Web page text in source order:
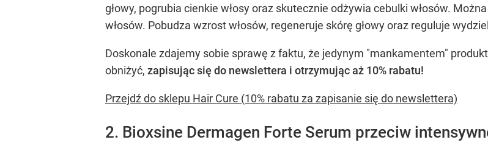
głowy, pogrubia cienkie włosy oraz skutecznie odżywia cebulki włosów.
włosów. Pobudza wzrost włosów, regeneruje skórę głowy oraz reguluje
Doskonale zdajemy sobie sprawę z faktu, że jedynym "mankamentem"
obniżyć, zapisując się do newslettera i otrzymując aż 10% rabatu!
Przejdź do sklepu Hair Cure (10% rabatu za zapisanie się do newslettera)
2. Bioxsine Dermagen Forte Serum przeciw